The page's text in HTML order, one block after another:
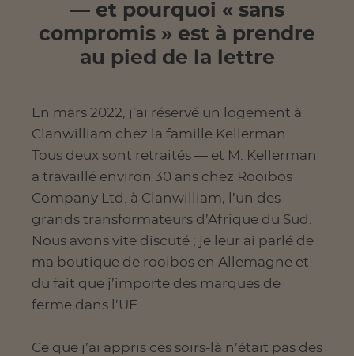
— et pourquoi « sans
compromis » est à prendre
au pied de la lettre
En mars 2022, j’ai réservé un logement à
Clanwilliam chez la famille Kellerman.
Tous deux sont retraités — et M. Kellerman
a travaillé environ 30 ans chez Rooibos
Company Ltd. à Clanwilliam, l’un des
grands transformateurs d’Afrique du Sud.
Nous avons vite discuté ; je leur ai parlé de
ma boutique de rooibos en Allemagne et
du fait que j’importe des marques de
ferme dans l’UE.
Ce que j’ai appris ces soirs-là n’était pas des